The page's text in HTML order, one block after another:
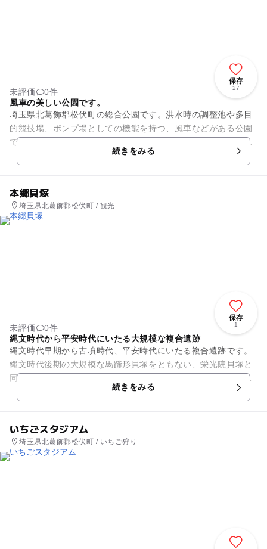
保存
27
未評価
0件
風車の美しい公園です。
埼玉県北葛飾郡松伏町の総合公園です。洪水時の調整池や多目
的競技場、ポンプ場としての機能を持つ、風車などがある公園
です。スペイン風の風車は、高さ18m、屋上には展望台があ
り、町のシンボルとなってい...続きをみる
本郷貝塚
埼玉県北葛飾郡松伏町 / 観光
保存
1
未評価
0件
縄文時代から平安時代にいたる大規模な複合遺跡
縄文時代早期から古墳時代、平安時代にいたる複合遺跡です。
縄文時代後期の大規模な馬蹄形貝塚をともない、栄光院貝塚と
同様縄文時代の海岸線を知る上で重要です。発掘調査で出土し
た土器の一部が埼玉県指定有...続きをみる
いちごスタジアム
埼玉県北葛飾郡松伏町 / いちご狩り